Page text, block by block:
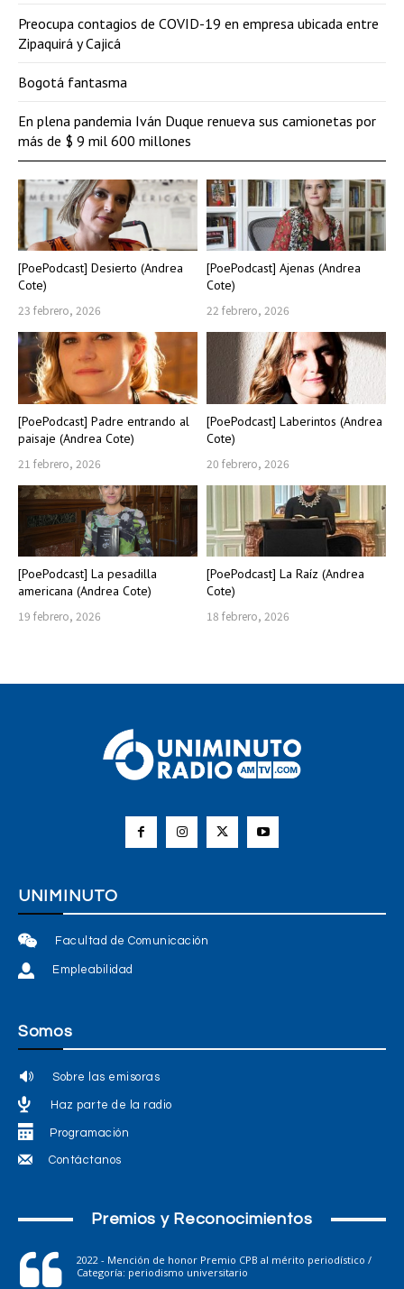
[PoePodcast] Desierto (Andrea
Cote)
23 febrero, 2026
[PoePodcast] Ajenas (Andrea
Cote)
22 febrero, 2026
[PoePodcast] Padre entrando al
paisaje (Andrea Cote)
21 febrero, 2026
[PoePodcast] Laberintos (Andrea
Cote)
20 febrero, 2026
[PoePodcast] La pesadilla
americana (Andrea Cote)
19 febrero, 2026
[PoePodcast] La Raíz (Andrea
Cote)
18 febrero, 2026
Preocupa contagios de COVID-19 en empresa ubicada entre
Zipaquirá y Cajicá
Bogotá fantasma
En plena pandemia Iván Duque renueva sus camionetas por
más de $ 9 mil 600 millones
UNIMINUTO
Facultad de Comunicación
Empleabilidad
Somos
Sobre las emisoras
Haz parte de la radio
Programación
Contáctanos
Premios y Reconocimientos
2022 - Mención de honor Premio CPB al mérito periodístico /
Categoría: periodismo universitario